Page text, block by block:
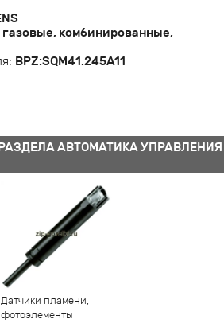
газовые, комбинированные,
BPZ:SQM41.245A11
АВТОМАТИКА УПРАВЛЕНИЯ
Датчики пламени,
фотоэлементы